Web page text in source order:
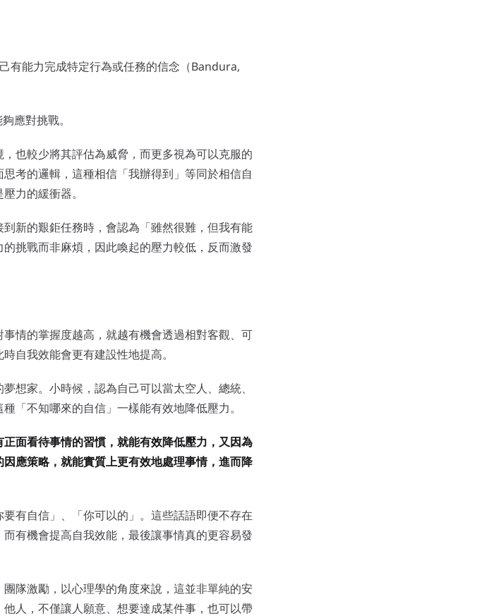
有能力完成特定行為或任務的信念（Bandura,
應對挑戰。
也較少將其評估為威脅，而更多視為可以克服的
考的邏輯，這種相信「我辦得到」等同於相信自
力的緩衝器。
新的艱鉅任務時，會認為「雖然很難，但我有能
挑戰而非麻煩，因此喚起的壓力較低，反而激發
情的掌握度越高，就越有機會透過相對客觀、可
自我效能會更有建設性地提高。
想家。小時候，認為自己可以當太空人、總統、
「不知哪來的自信」一樣能有效地降低壓力。
面看待事情的習慣，就能有效降低壓力，又因為
應策略，就能實質上更有效地處理事情，進而降
有自信」、「你可以的」。這些話語即便不存在
有機會提高自我效能，最後讓事情真的更容易發
團隊激勵，以心理學的角度來說，這並非單純的安
人，不僅讓人願意、想要達成某件事，也可以帶